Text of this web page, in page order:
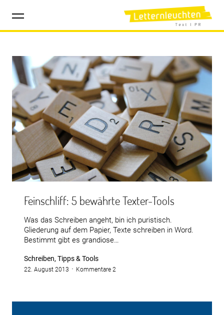
überspringen
Letternleuchten | Text & PR | Berlin
Beiträge
Feinschliff: 5 bewährte Texter-Tools
Was das Schreiben angeht, bin ich puristisch.
Gliederung auf dem Papier, Texte schreiben in Word.
Bestimmt gibt es grandiose…
Schreiben, Tipps & Tools
22. August 2013 Kommentare 2